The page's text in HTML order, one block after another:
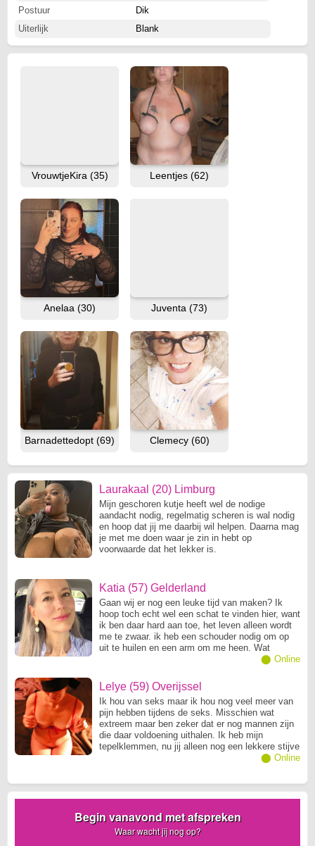
Postuur
Dik
Uiterlijk
Blank
VrouwtjeKira (35) Leentjes (62)
Anelaa (30) Juventa (73)
Barnadettedopt (69) Clemecy (60)
Laurakaal (20) Limburg
Mijn geschoren kutje heeft wel de nodige
aandacht nodig, regelmatig scheren is wal nodig
en hoop dat jij me daarbij wil helpen. Daarna mag
je met me doen waar je zin in hebt op
voorwaarde dat het lekker is.
Katia (57) Gelderland
Gaan wij er nog een leuke tijd van maken? Ik
hoop toch echt wel een schat te vinden hier, want
ik ben daar hard aan toe, het leven alleen wordt
me te zwaar. ik heb een schouder nodig om op
uit te huilen en een arm om me heen. Wat
⬤ Online
Lelye (59) Overijssel
Ik hou van seks maar ik hou nog veel meer van
pijn hebben tijdens de seks. Misschien wat
extreem maar ben zeker dat er nog mannen zijn
die daar voldoening uithalen. Ik heb mijn
tepelklemmen, nu jij alleen nog een lekkere stijve
⬤ Online